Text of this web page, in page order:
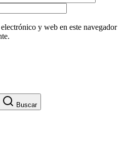
y web en este navegador
Buscar